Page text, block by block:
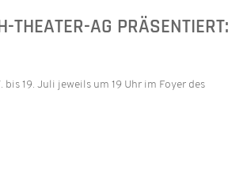
THEATER-AG PRÄSENTIERT:
bis 19. Juli jeweils um 19 Uhr im Foyer des